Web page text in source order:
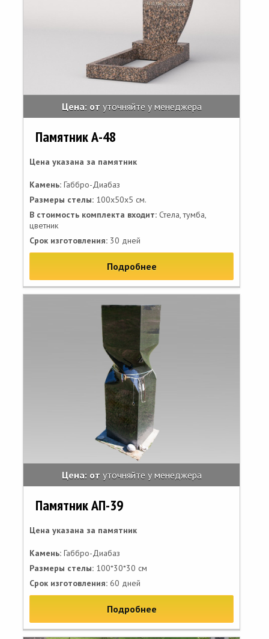
Цена: от уточняйте у менеджера
Памятник А-48
Цена указана за памятник
Камень: Габбро-Диабаз
Размеры стелы: 100х50х5 см.
В стоимость комплекта входит: Стела, тумба,
цветник
Срок изготовления: 30 дней
Подробнее
Цена: от уточняйте у менеджера
Памятник АП-39
Цена указана за памятник
Камень: Габбро-Диабаз
Размеры стелы: 100*30*30 см
Срок изготовления: 60 дней
Подробнее